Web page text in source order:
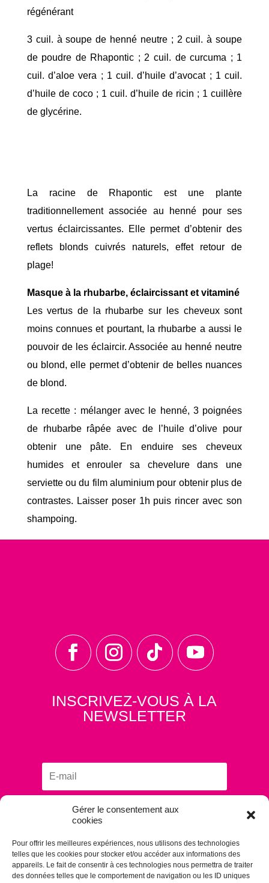
Gérer le consentement aux
cookies
Pour offrir les meilleures expériences, nous utilisons des technologies
telles que les cookies pour stocker et/ou accéder aux informations des
appareils. Le fait de consentir à ces technologies nous permettra de traiter
des données telles que le comportement de navigation ou les ID uniques
régénérant
3 cuil. à soupe de henné neutre ; 2 cuil. à soupe
de poudre de Rhapontic ; 2 cuil. de curcuma ; 1
cuil. d’aloe vera ; 1 cuil. d’huile d’avocat ; 1 cuil.
d’huile de coco ; 1 cuil. d’huile de ricin ; 1 cuillère
de glycérine.
La racine de Rhapontic est une plante
traditionnellement associée au henné pour ses
vertus éclaircissantes. Elle permet d’obtenir des
reflets blonds cuivrés naturels, effet retour de
plage!
Masque à la rhubarbe, éclaircissant et vitaminé
Les vertus de la rhubarbe sur les cheveux sont
moins connues et pourtant, la rhubarbe a aussi le
pouvoir de les éclaircir. Associée au henné neutre
ou blond, elle permet d’obtenir de belles nuances
de blond.
La recette : mélanger avec le henné, 3 poignées
de rhubarbe râpée avec de l’huile d’olive pour
obtenir une pâte. En enduire ses cheveux
humides et enrouler sa chevelure dans une
serviette ou du film aluminium pour obtenir plusde
contrastes. Laisser poser 1h puis rincer avec son
shampoing.
INSCRIVEZ-VOUS À LA
NEWSLETTER
S'ABONNER